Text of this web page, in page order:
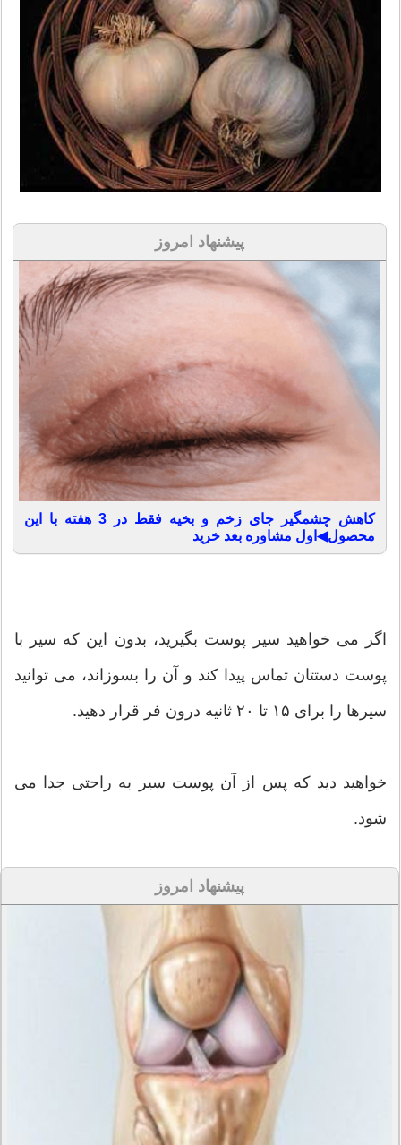
پیشنهاد امروز
کاهش چشمگیر جای زخم و بخیه فقط در 3 هفته با این
محصول◀اول مشاوره بعد خرید
اگر می خواهید سیر پوست بگیرید، بدون این که سیر با
پوست دستتان تماس پیدا کند و آن را بسوزاند، می توانید
سیرها را برای ۱۵ تا ۲۰ ثانیه درون فر قرار دهید.
خواهید دید که پس از آن پوست سیر به راحتی جدا می
شود.
پیشنهاد امروز